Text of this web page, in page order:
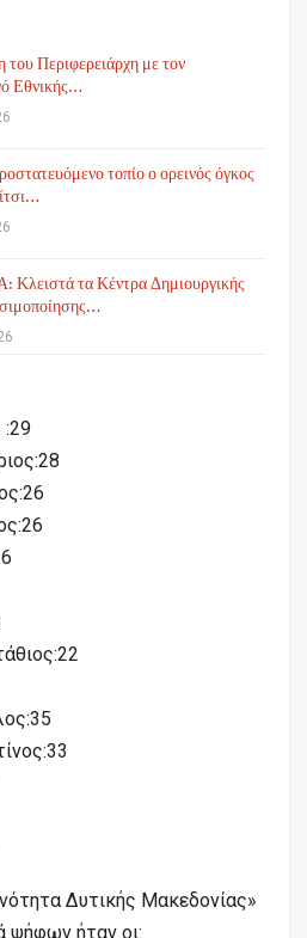
του Περιφερειάρχη με τον
Εθνικής…
τοπίο ο ορεινός όγκος
τα Κέντρα Δημιουργικής
:29
Δυτικής Μακεδονίας»
ψήφων ήταν οι: